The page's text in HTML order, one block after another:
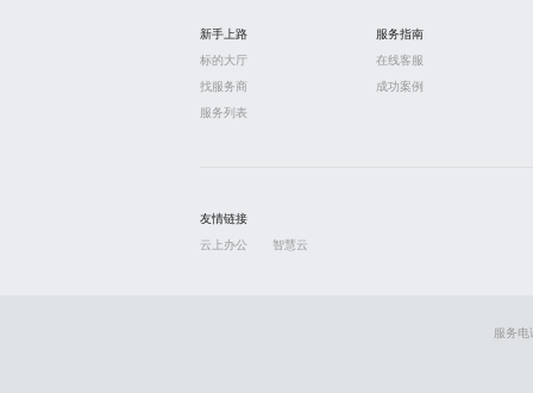
新手上路
标的大厅
找服务商
服务列表
服务指南
在线客服
成功案例
友情链接
云上办公
智慧云
服务电